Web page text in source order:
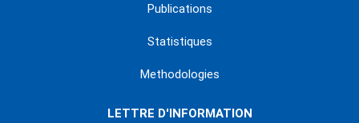
Publications
Statistiques
Methodologies
LETTRE D'INFORMATION